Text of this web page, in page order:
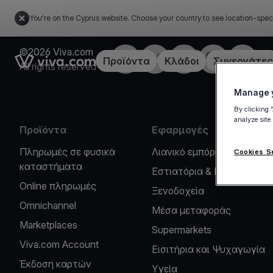
You're on the Cyprus website. Choose your country to see location-
Link to the homepageΠροϊόντα Κλάδοι Συνεργάτες
©2026 Viva.com
All rights reserved
Facebook
X LinkedInInstagramYouTube
Προϊόντα
Πληρωμές σε φυσικά
καταστήματα
Online πληρωμές
Omnichannel
Marketplaces
Viva.com Account
Έκδοση καρτών
Εφαρμογές
Λιανικό εμπόριο
Εστιατόρια & Καφέ
Ξενοδοχεία
Μέσα μεταφοράς
Supermarkets
Εισιτήρια και Ψυχαγωγία
Υγεία
Manage
By clicking
analyze
Cookies